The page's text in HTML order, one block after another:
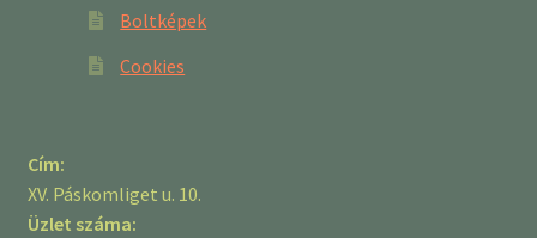
Boltképek
Cookies
Cím:
XV. Páskomliget u. 10.
Üzlet száma: